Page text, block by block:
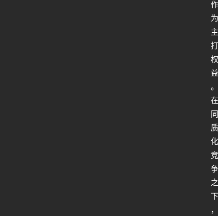
作
为
主
打
权
益
。
在
同
质
化
竞
争
之
下
，